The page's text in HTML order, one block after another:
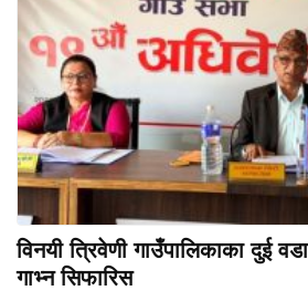
विनयी त्रिवेणी गाउँपालिकाका दुई
गाभ्न सिफारिस